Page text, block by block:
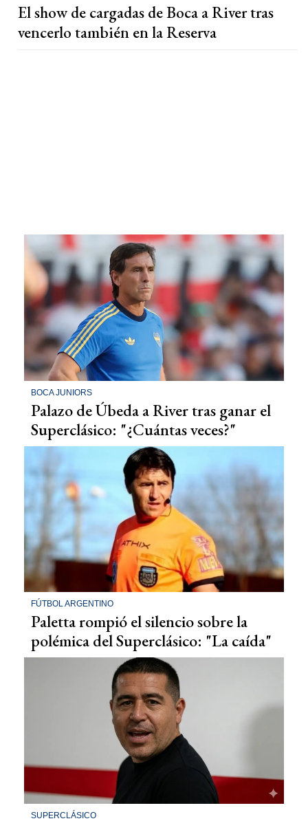
El show de cargadas de Boca a River tras
vencerlo también en la Reserva
BOCA JUNIORS
Palazo de Úbeda a River tras ganar el
Superclásico: "¿Cuántas veces?"
FÚTBOL ARGENTINO
Paletta rompió el silencio sobre la
polémica del Superclásico: "La caída"
SUPERCLÁSICO